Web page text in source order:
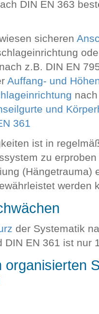
DIN EN 363
sicheren
nach z.B. DIN EN
Auffang- und
und
361
ist in
zu
(Hängetrauma)
werden
der Systematik
DIN EN 361 ist nur
organisierten